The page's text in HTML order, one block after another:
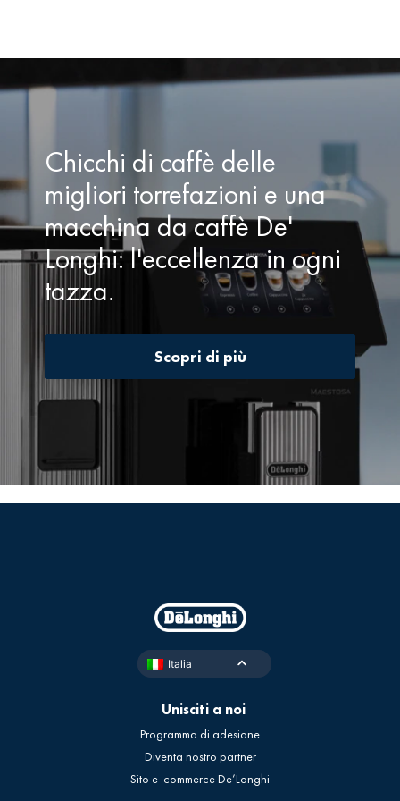
Chicchi di caffè delle
migliori torrefazioni e una
macchina da caffè De'
Longhi: l'eccellenza in ogni
tazza.
Scopri di più
Italia
Unisciti a noi
Programma di adesione
Diventa nostro partner
Sito e-commerce De’Longhi